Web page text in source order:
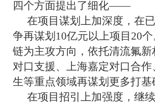
四个方面提出了细化——
在项目谋划上加深度，在
争再谋划10亿元以上项目20
链为主攻方向，依托清流氟
对口支援、上海嘉定对口合
生等重点领域再谋划更多打
在项目招引上加强度，继